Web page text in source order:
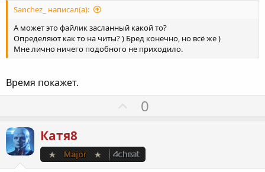
ы
й
г
о
Sanchez_ написал(а):
А может это файлик засланный какой то?
Определяют как то на читы? ) Бред конечно, но всё же )
Мне лично ничего подобного не приходило.
Время покажет.
П
о
и
т
0
Катя8